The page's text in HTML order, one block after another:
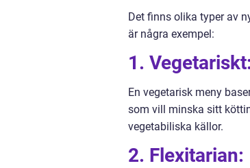
Det finns olika typer av
är några exempel:
1. Vegetariskt:
En vegetarisk meny
som vill minska sitt
vegetabiliska källor.
2. Flexitarian: